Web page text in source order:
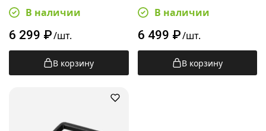
бутылок, черный/красн,
137732
В наличии
6 299 ₽/шт.
В корзину
черный/серый, 137730
В наличии
6 499 ₽/шт.
В корзину